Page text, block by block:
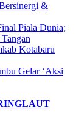
&
Piala Dunia;
Kotabaru
Gelar ‘Aksi